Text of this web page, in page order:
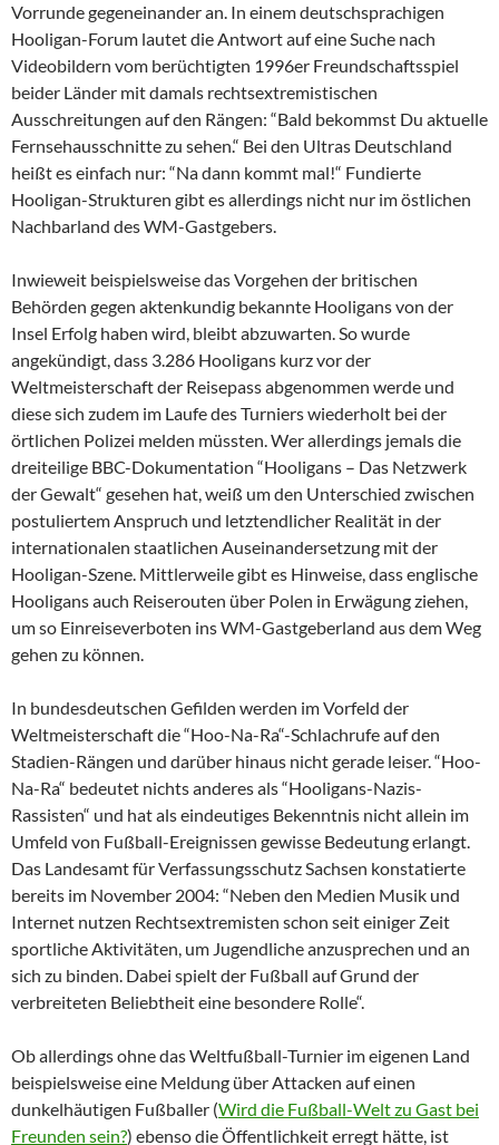
Vorrunde gegeneinander an. In einem deutschsprachigen
Hooligan-Forum lautet die Antwort auf eine Suche nach
Videobildern vom berüchtigten 1996er Freundschaftsspiel
beider Länder mit damals rechtsextremistischen
Ausschreitungen auf den Rängen: “Bald bekommst Du aktuelle
Fernsehausschnitte zu sehen.“ Bei den Ultras Deutschland
heißt es einfach nur: “Na dann kommt mal!“ Fundierte
Hooligan-Strukturen gibt es allerdings nicht nur im östlichen
Nachbarland des WM-Gastgebers.
Inwieweit beispielsweise das Vorgehen der britischen
Behörden gegen aktenkundig bekannte Hooligans von der
Insel Erfolg haben wird, bleibt abzuwarten. So wurde
angekündigt, dass 3.286 Hooligans kurz vor der
Weltmeisterschaft der Reisepass abgenommen werde und
diese sich zudem im Laufe des Turniers wiederholt bei der
örtlichen Polizei melden müssten. Wer allerdings jemals die
dreiteilige BBC-Dokumentation “Hooligans – Das Netzwerk
der Gewalt“ gesehen hat, weiß um den Unterschied zwischen
postuliertem Anspruch und letztendlicher Realität in der
internationalen staatlichen Auseinandersetzung mit der
Hooligan-Szene. Mittlerweile gibt es Hinweise, dass englische
Hooligans auch Reiserouten über Polen in Erwägung ziehen,
um so Einreiseverboten ins WM-Gastgeberland aus dem Weg
gehen zu können.
In bundesdeutschen Gefilden werden im Vorfeld der
Weltmeisterschaft die “Hoo-Na-Ra“-Schlachrufe auf den
Stadien-Rängen und darüber hinaus nicht gerade leiser. “Hoo-
Na-Ra“ bedeutet nichts anderes als “Hooligans-Nazis-
Rassisten“ und hat als eindeutiges Bekenntnis nicht allein im
Umfeld von Fußball-Ereignissen gewisse Bedeutung erlangt.
Das Landesamt für Verfassungsschutz Sachsen konstatierte
bereits im November 2004: “Neben den Medien Musik und
Internet nutzen Rechtsextremisten schon seit einiger Zeit
sportliche Aktivitäten, um Jugendliche anzusprechen und an
sich zu binden. Dabei spielt der Fußball auf Grund der
verbreiteten Beliebtheit eine besondere Rolle“.
Ob allerdings ohne das Weltfußball-Turnier im eigenen Land
beispielsweise eine Meldung über Attacken auf einen
dunkelhäutigen Fußballer (Wird die Fußball-Welt zu Gast bei
Freunden sein?) ebenso die Öffentlichkeit erregt hätte, ist